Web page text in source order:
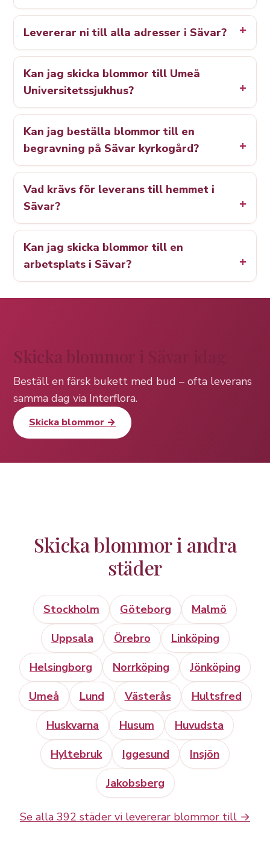
Levererar ni till alla adresser i Sävar?
Kan jag skicka blommor till Umeå
Universitetssjukhus?
Kan jag beställa blommor till en
begravning på Sävar kyrkogård?
Vad krävs för leverans till hemmet i
Sävar?
Kan jag skicka blommor till en
arbetsplats i Sävar?
Skicka blommor i Sävar idag
Beställ en färsk bukett med bud – ofta leverans
samma dag via Interflora.
Skicka blommor →
Skicka blommor i andra
städer
Stockholm Göteborg
Malmö
Uppsala
Örebro
Linköping
Helsingborg
Norrköping
Jönköping
Umeå
Lund Västerås
Hultsfred
Huskvarna
Husum
Huvudsta
Hyltebruk
Iggesund
Insjön
Jakobsberg
Se alla 392 städer vi levererar blommor till →